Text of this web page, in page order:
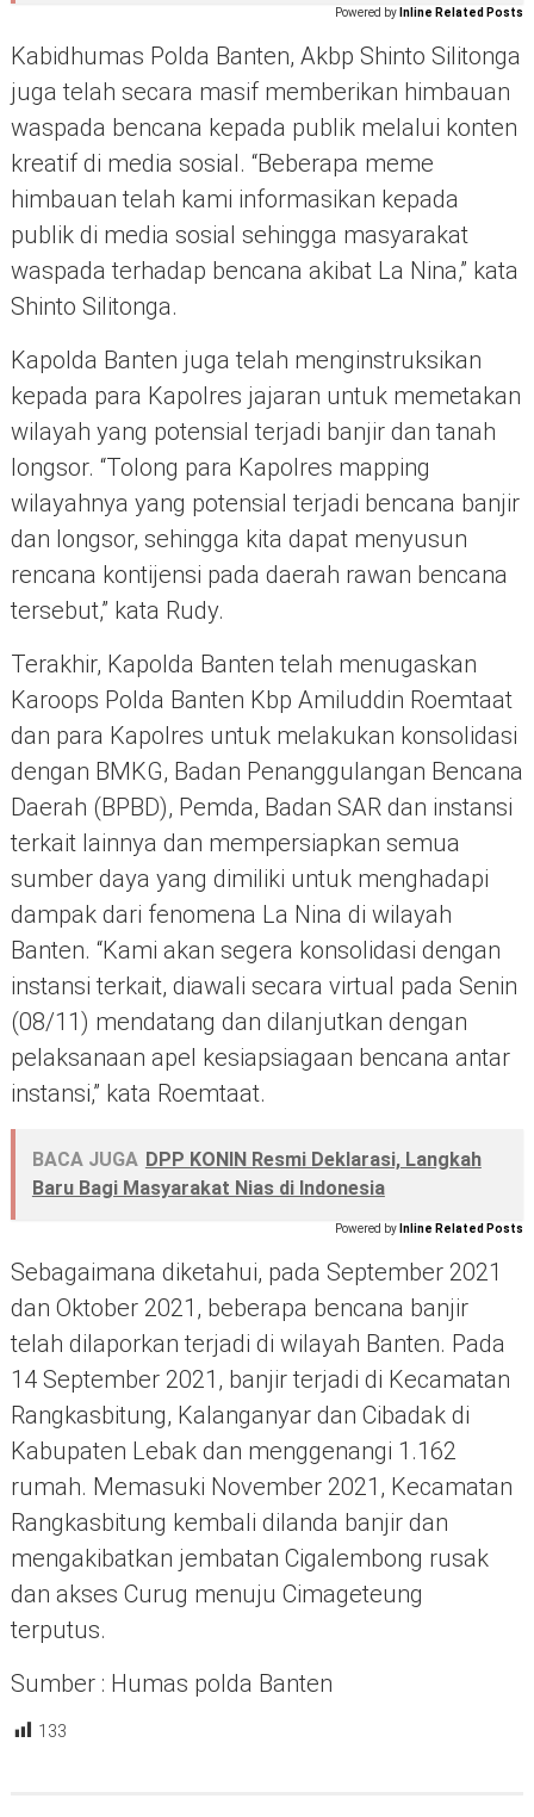
Powered by Inline Related Posts
Kabidhumas Polda Banten, Akbp Shinto Silitonga
juga telah secara masif memberikan himbauan
waspada bencana kepada publik melalui konten
kreatif di media sosial. “Beberapa meme
himbauan telah kami informasikan kepada
publik di media sosial sehingga masyarakat
waspada terhadap bencana akibat La Nina,” kata
Shinto Silitonga.
Kapolda Banten juga telah menginstruksikan
kepada para Kapolres jajaran untuk memetakan
wilayah yang potensial terjadi banjir dan tanah
longsor. “Tolong para Kapolres mapping
wilayahnya yang potensial terjadi bencana banjir
dan longsor, sehingga kita dapat menyusun
rencana kontijensi pada daerah rawan bencana
tersebut,” kata Rudy.
Terakhir, Kapolda Banten telah menugaskan
Karoops Polda Banten Kbp Amiluddin Roemtaat
dan para Kapolres untuk melakukan konsolidasi
dengan BMKG, Badan Penanggulangan Bencana
Daerah (BPBD), Pemda, Badan SAR dan instansi
terkait lainnya dan mempersiapkan semua
sumber daya yang dimiliki untuk menghadapi
dampak dari fenomena La Nina di wilayah
Banten. “Kami akan segera konsolidasi dengan
instansi terkait, diawali secara virtual pada Senin
(08/11) mendatang dan dilanjutkan dengan
pelaksanaan apel kesiapsiagaan bencana antar
instansi,” kata Roemtaat.
BACA JUGA DPP KONIN Resmi Deklarasi, Langkah
Baru Bagi Masyarakat Nias di Indonesia
Powered by Inline Related Posts
Sebagaimana diketahui, pada September 2021
dan Oktober 2021, beberapa bencana banjir
telah dilaporkan terjadi di wilayah Banten. Pada
14 September 2021, banjir terjadi di Kecamatan
Rangkasbitung, Kalanganyar dan Cibadak di
Kabupaten Lebak dan menggenangi 1.162
rumah. Memasuki November 2021, Kecamatan
Rangkasbitung kembali dilanda banjir dan
mengakibatkan jembatan Cigalembong rusak
dan akses Curug menuju Cimageteung
terputus.
Sumber : Humas polda Banten
133